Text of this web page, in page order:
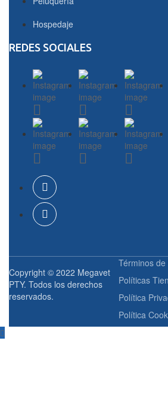
Hospedaje
REDES SOCIALES
Copyright © 2022 Megavet
PTY. Todos los derechos
reservados.
Términos de
Políticas
Política
Política